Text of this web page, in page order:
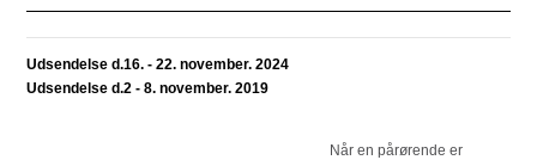
Udsendelse d.16. - 22. november. 2024
Udsendelse d.2 - 8. november. 2019
Når en pårørende er